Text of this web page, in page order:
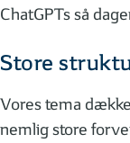
ChatGPTs så
Store
Vores tema
nemlig store